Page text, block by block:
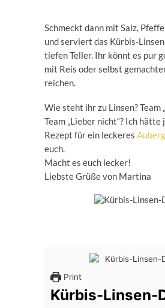
Schmeckt dann mit Salz,
und serviert das Kürbis-
tiefen Teller. Ihr könnt es pur
mit Reis oder selbst
reichen.
Wie steht ihr zu Linsen? Team
Team „Lieber nicht“? Ich hätte
Rezept für ein leckeres
euch.
Macht es euch lecker!
Liebste Grüße von Martina
Print
Kürbis-Linsen-